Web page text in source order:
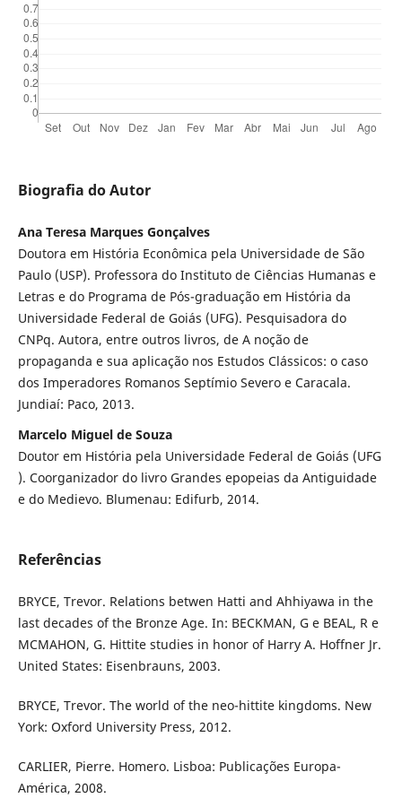
Biografia do Autor
Ana Teresa Marques Gonçalves
Doutora em História Econômica pela Universidade de São
Paulo (USP). Professora do Instituto de Ciências Humanas e
Letras e do Programa de Pós-graduação em História da
Universidade Federal de Goiás (UFG). Pesquisadora do
CNPq. Autora, entre outros livros, de A noção de
propaganda e sua aplicação nos Estudos Clássicos: o caso
dos Imperadores Romanos Septímio Severo e Caracala.
Jundiaí: Paco, 2013.
Marcelo Miguel de Souza
Doutor em História pela Universidade Federal de Goiás (UFG
). Coorganizador do livro Grandes epopeias da Antiguidade
e do Medievo. Blumenau: Edifurb, 2014.
Referências
BRYCE, Trevor. Relations betwen Hatti and Ahhiyawa in the
last decades of the Bronze Age. In: BECKMAN, G e BEAL, R e
MCMAHON, G. Hittite studies in honor of Harry A. Hoffner Jr.
United States: Eisenbrauns, 2003.
BRYCE, Trevor. The world of the neo-hittite kingdoms. New
York: Oxford University Press, 2012.
CARLIER, Pierre. Homero. Lisboa: Publicações Europa-
América, 2008.